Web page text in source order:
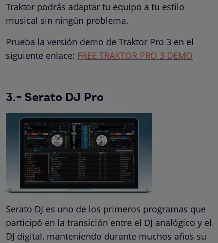
Traktor podrás adaptar tu equipo a tu estilo
musical sin ningún problema.
Prueba la versión demo de Traktor Pro 3 en el
siguiente enlace: FREE TRAKTOR PRO 3 DEMO
3.- Serato DJ Pro
Serato DJ es uno de los primeros programas que
participó en la transición entre el DJ analógico y el
DJ digital, manteniendo durante muchos años su